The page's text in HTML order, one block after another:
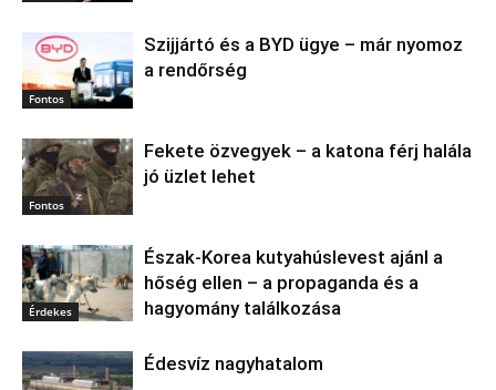
Fontos
Szijjártó és a BYD ügye – már nyomoz
a rendőrség
Fontos
Fekete özvegyek – a katona férj halála
jó üzlet lehet
Érdekes
Észak‑Korea kutyahúslevest ajánl a
hőség ellen – a propaganda és a
hagyomány találkozása
Édesvíz nagyhatalom